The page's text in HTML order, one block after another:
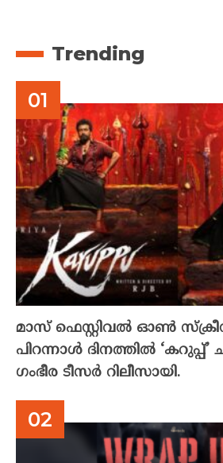
Trending
മാസ് ഫെസ്റ്റിവൽ ഓൺ
പിറന്നാൾ ദിനത്തിൽ ‘കറുപ്പ്’
ഗംഭീര ടീസർ റിലീസായി.